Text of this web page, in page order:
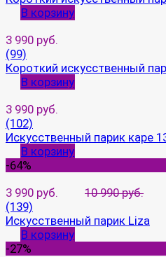
В корзину
3 990 руб.
(99)
Короткий искусственный
В корзину
3 990 руб.
(102)
Искусственный парик каре
В корзину
-64%
3 990 руб.
10 990 руб.
(139)
Искусственный парик Liza
В корзину
-27%